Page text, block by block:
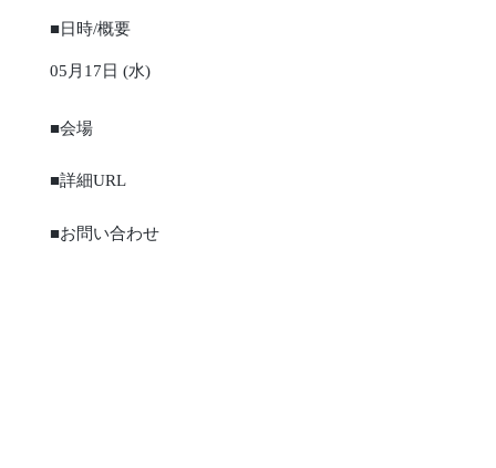
■日時/概要
05月17日 (水)
■会場
■詳細URL
■お問い合わせ